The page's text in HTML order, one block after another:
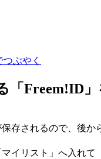
つぶやく
「 Freem!ID
存されるので、後か
イリスト」へ入れて